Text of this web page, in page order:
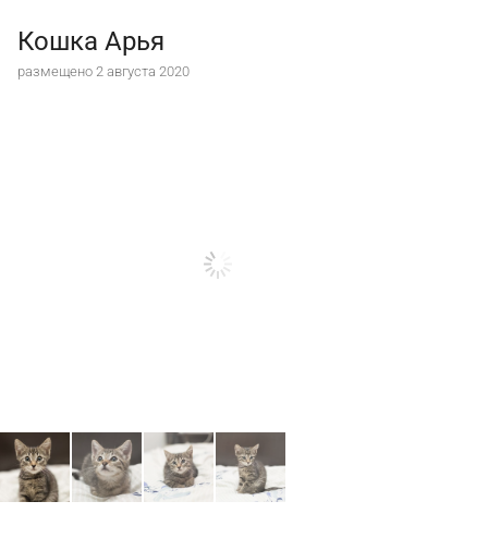
Кошка Арья
размещено 2 августа 2020